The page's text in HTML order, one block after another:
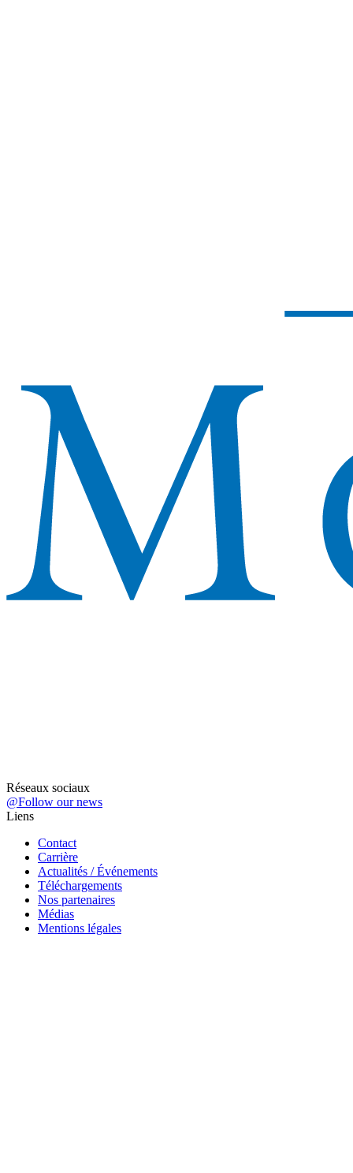
Réseaux sociaux
@Follow our news
Liens
Contact
Carrière
Actualités / Événements
Téléchargements
Nos partenaires
Médias
Mentions légales